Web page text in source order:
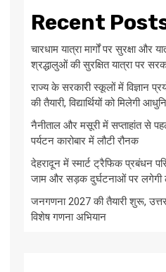
Recent
चारधाम यात्रा मार्गों पर सुरक्षा और
श्रद्धालुओं की सुरक्षित यात्रा पर
राज्य के सरकारी स्कूलों में विज्ञान
की तैयारी, विद्यार्थियों को मिलेगी
नैनीताल और मसूरी में सप्ताहांत से
पर्यटन कारोबार में लौटी रौनक
देहरादून में स्मार्ट ट्रैफिक प्रबंधन
जाम और सड़क दुर्घटनाओं पर लगेगी
जनगणना 2027 की तैयारी शुरू,
विशेष गणना अभियान